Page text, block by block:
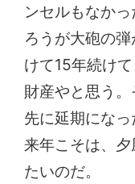
ンセルもなか
ろうが大砲の
けて15年続け
財産やと思う
先に延期になっ
来年こそは、
たいのだ。